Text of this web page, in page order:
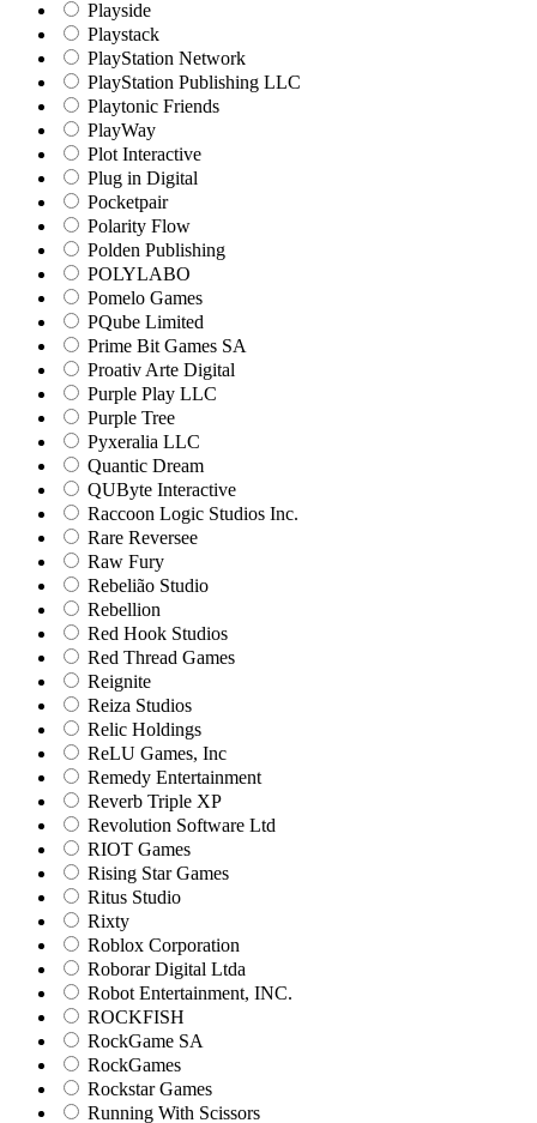
Playside
Playstack
PlayStation Network
PlayStation Publishing LLC
Playtonic Friends
PlayWay
Plot Interactive
Plug in Digital
Pocketpair
Polarity Flow
Polden Publishing
POLYLABO
Pomelo Games
PQube Limited
Prime Bit Games SA
Proativ Arte Digital
Purple Play LLC
Purple Tree
Pyxeralia LLC
Quantic Dream
QUByte Interactive
Raccoon Logic Studios Inc.
Rare Reversee
Raw Fury
Rebelião Studio
Rebellion
Red Hook Studios
Red Thread Games
Reignite
Reiza Studios
Relic Holdings
ReLU Games, Inc
Remedy Entertainment
Reverb Triple XP
Revolution Software Ltd
RIOT Games
Rising Star Games
Ritus Studio
Rixty
Roblox Corporation
Roborar Digital Ltda
Robot Entertainment, INC.
ROCKFISH
RockGame SA
RockGames
Rockstar Games
Running With Scissors